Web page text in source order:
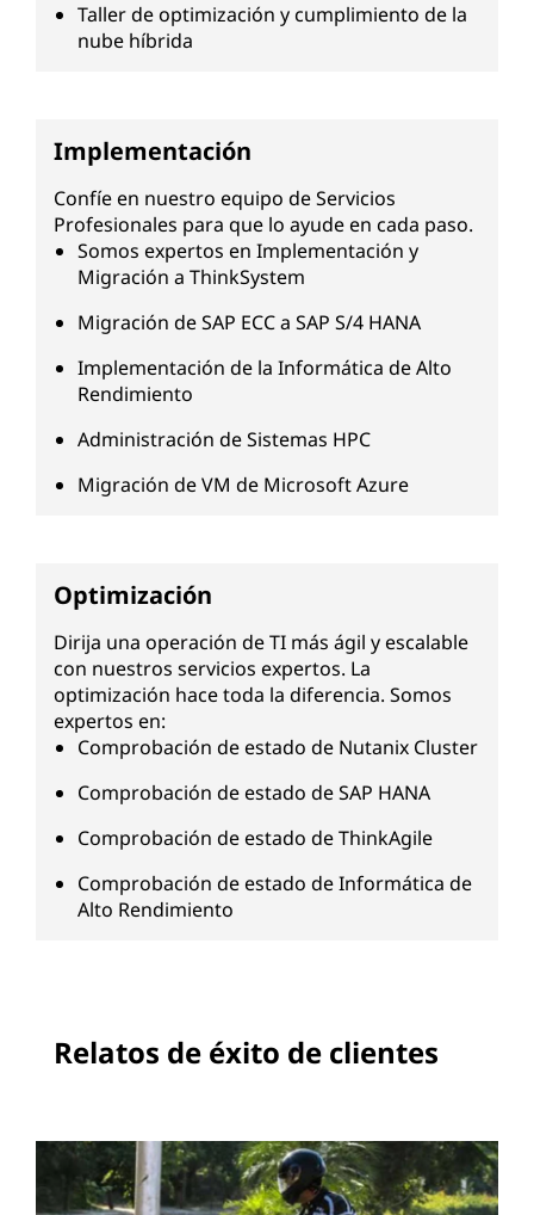
Taller de optimización y cumplimiento de la
nube híbrida
Implementación
Confíe en nuestro equipo de Servicios
Profesionales para que lo ayude en cada paso.
Somos expertos en Implementación y
Migración a ThinkSystem
Migración de SAP ECC a SAP S/4 HANA
Implementación de la Informática de Alto
Rendimiento
Administración de Sistemas HPC
Migración de VM de Microsoft Azure
Optimización
Dirija una operación de TI más ágil y escalable
con nuestros servicios expertos. La
optimización hace toda la diferencia. Somos
expertos en:
Comprobación de estado de Nutanix Cluster
Comprobación de estado de SAP HANA
Comprobación de estado de ThinkAgile
Comprobación de estado de Informática de
Alto Rendimiento
Relatos de éxito de clientes